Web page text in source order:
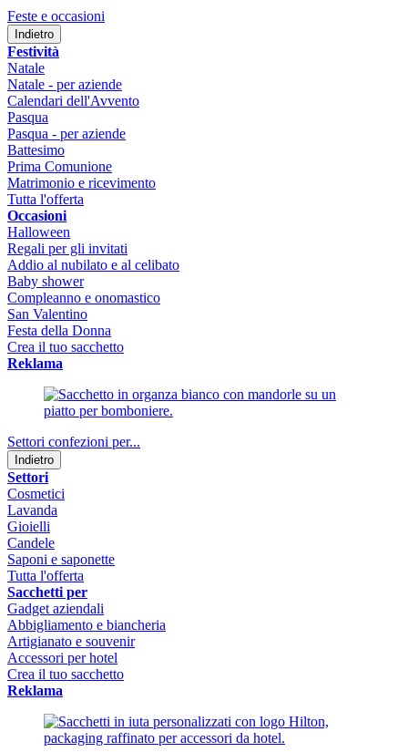
Feste e occasioni
Indietro
Festività
Natale
Natale - per aziende
Calendari dell'Avvento
Pasqua
Pasqua - per aziende
Battesimo
Prima Comunione
Matrimonio e ricevimento
Tutta l'offerta
Occasioni
Halloween
Regali per gli invitati
Addio al nubilato e al celibato
Baby shower
Compleanno e onomastico
San Valentino
Festa della Donna
Crea il tuo sacchetto
Reklama
Settori confezioni per...
Indietro
Settori
Cosmetici
Lavanda
Gioielli
Candele
Saponi e saponette
Tutta l'offerta
Sacchetti per
Gadget aziendali
Abbigliamento e biancheria
Artigianato e souvenir
Accessori per hotel
Crea il tuo sacchetto
Reklama